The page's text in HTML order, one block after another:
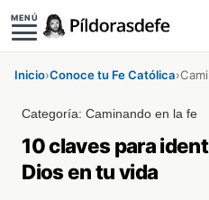
MENÚ
Inicio›Conoce tu Fe Católica›
Categoría:Caminando en la fe
10 claves para
Dios en tu vida